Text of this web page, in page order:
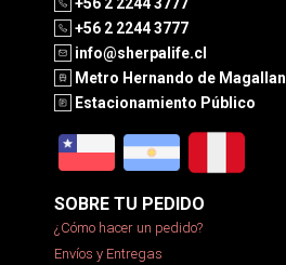
+56 2 2244 3777
info@sherpalife.cl
Metro Hernando de
Estacionamiento Público
SOBRE TU PEDIDO
¿Cómo hacer un pedido?
Envíos y Entregas